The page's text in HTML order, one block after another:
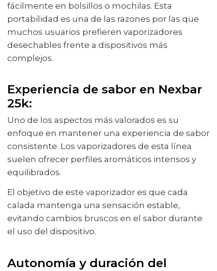
fácilmente en bolsillos o mochilas. Esta
portabilidad es una de las razones por las que
muchos usuarios prefieren vaporizadores
desechables frente a dispositivos más
complejos.
Experiencia de sabor en Nexbar
25k:
Uno de los aspectos más valorados es su
enfoque en mantener una experiencia de sabor
consistente. Los vaporizadores de esta línea
suelen ofrecer perfiles aromáticos intensos y
equilibrados.
El objetivo de este vaporizador es que cada
calada mantenga una sensación estable,
evitando cambios bruscos en el sabor durante
el uso del dispositivo.
Autonomía y duración del